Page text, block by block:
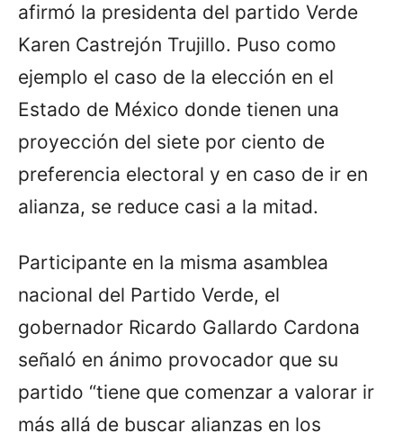
afirmó la presidenta del partido Verde
Karen Castrejón Trujillo. Puso como
ejemplo el caso de la elección en el
Estado de México donde tienen una
proyección del siete por ciento de
preferencia electoral y en caso de ir en
alianza, se reduce casi a la mitad.
Participante en la misma asamblea
nacional del Partido Verde, el
gobernador Ricardo Gallardo Cardona
señaló en ánimo provocador que su
partido “tiene que comenzar a valorar ir
más allá de buscar alianzas en los